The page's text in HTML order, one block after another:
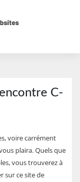
C-
voire carrément
plaira. Quels que
vous trouverez à
sur ce site de